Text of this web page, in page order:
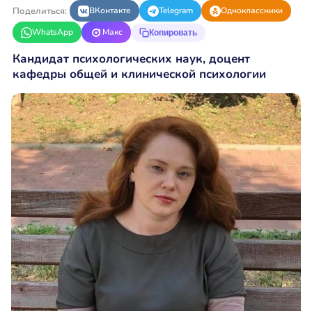
Поделиться: ВКонтакте Telegram
Одноклассники
WhatsApp
Макс Копировать
Кандидат психологических наук, доцент
кафедры общей и клинической психологии